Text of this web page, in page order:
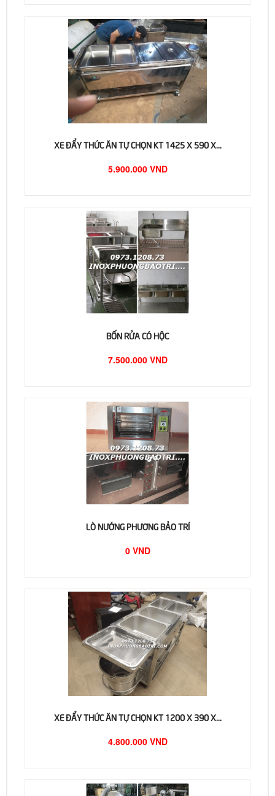
XE ĐẨY THỨC ĂN TỰ CHỌN KT 1425 X 590 X...
5.900.000 VND
BỐN RỬA CÓ HỘC
7.500.000 VND
LÒ NƯỚNG PHƯƠNG BẢO TRÍ
0 VND
XE ĐẨY THỨC ĂN TỰ CHỌN KT 1200 X 390 X...
4.800.000 VND